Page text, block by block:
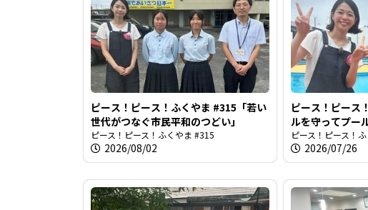
ピース！ピース！ふくやま #315「若い
世代がつなぐ市民平和のつどい」
ピース！ピース！ふくやま #315
2026/08/02
ピース！ピース
ルを守ってプー
ピース！ピース！
2026/07/26